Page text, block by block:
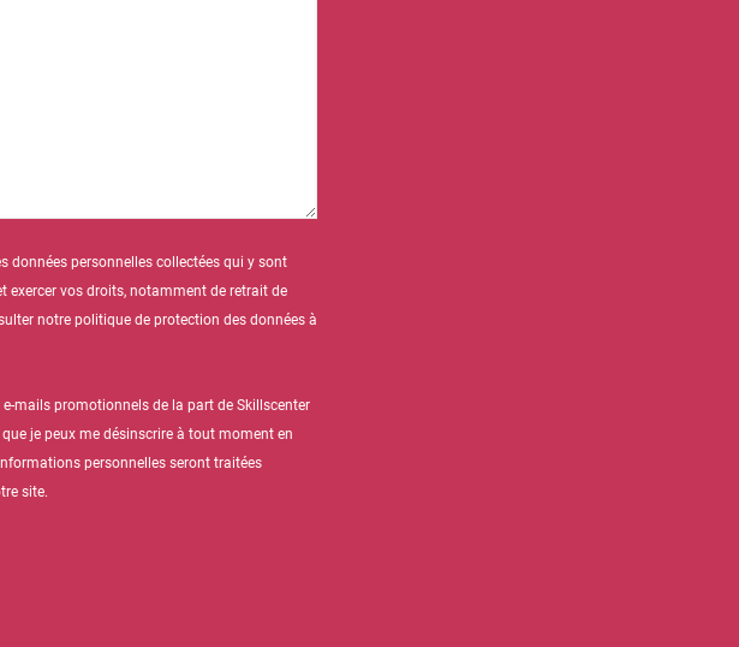
données personnelles collectées qui y sont
exercer vos droits, notamment de retrait de
notre politique de protection des données à
e-mails promotionnels de la part de Skillscenter
je peux me désinscrire à tout moment en
personnelles seront traitées
site.